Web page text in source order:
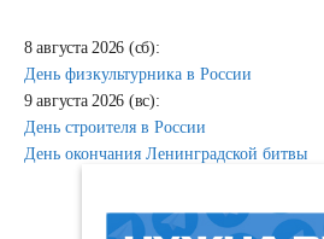
8 августа 2026 (сб):
День физкультурника в России
9 августа 2026 (вс):
День строителя в России
День окончания Ленинградской битвы